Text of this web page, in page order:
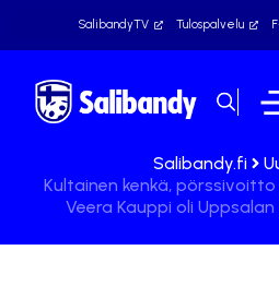
SalibandyTV Tulospalvelu
Salibandy.fi
Kultainen kenkä,
Veera Kauppi oli